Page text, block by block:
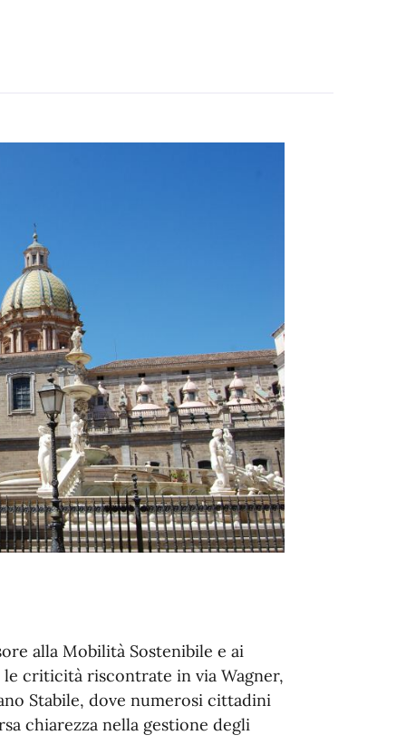
alla Mobilità Sostenibile e ai
le criticità riscontrate in via Wagner,
Stabile, dove numerosi cittadini
chiarezza nella gestione degli